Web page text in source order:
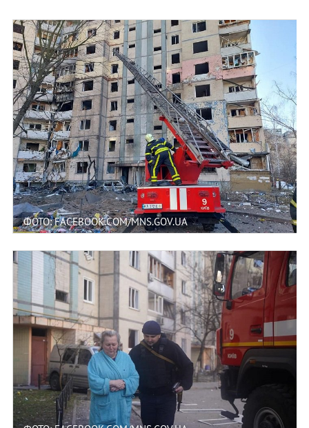
ФОТО: FACEBOOK.COM/MNS.GOV.UA